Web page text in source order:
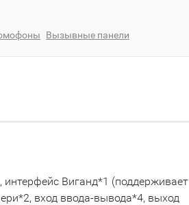
Вызывные панели
интерфейс Виганд*1 (поддерживает
вход ввода-вывода*4, выход